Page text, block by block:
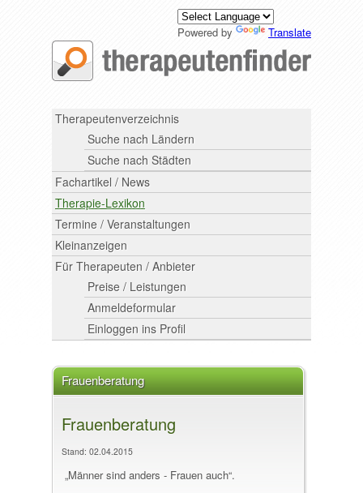
Powered by Translate
Therapeutenverzeichnis
Suche nach Ländern
Suche nach Städten
Fachartikel / News
Therapie-Lexikon
Termine / Veranstaltungen
Kleinanzeigen
Für Therapeuten / Anbieter
Preise / Leistungen
Anmeldeformular
Einloggen ins Profil
Frauenberatung
Frauenberatung
Stand: 02.04.2015
„Männer sind anders - Frauen auch“.